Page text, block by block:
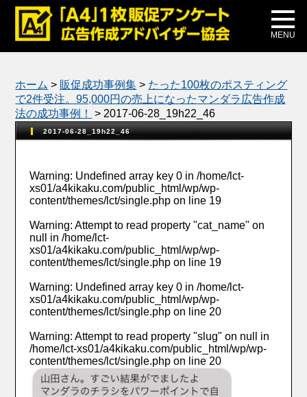
MENU
メディア掲載
公式ブログ
ホーム > 販促成功事例集 > たった100枚のポスティング
で2件受注。95,000円の売上になったマンダラ広告作成
法の成功事例！
> 2017-06-28_19h22_46
2017-06-28_19h22_46
Warning: Undefined array key 0 in/home/lct-
xs01/a4kikaku.com/public_html/wp/wp-
content/themes/lct/single.php on line 19
Warning: Attempt to read property "cat_name" on
null in/home/lct-
xs01/a4kikaku.com/public_html/wp/wp-
content/themes/lct/single.php on line 19
Warning: Undefined array key 0 in/home/lct-
xs01/a4kikaku.com/public_html/wp/wp-
content/themes/lct/single.php on line 20
Warning: Attempt to read property "slug" on null in
/home/lct-xs01/a4kikaku.com/public_html/wp/wp-
content/themes/lct/single.php on line 20